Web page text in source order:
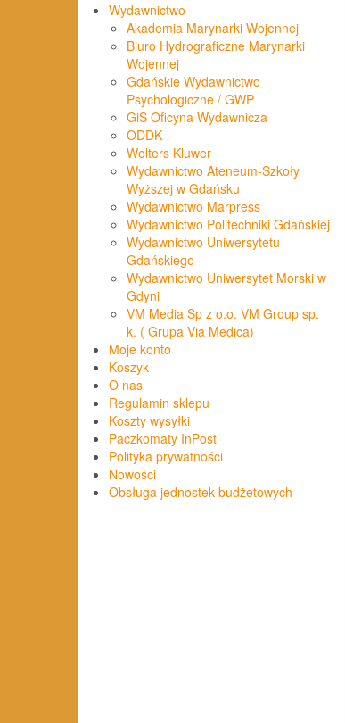
Wydawnictwo
Akademia Marynarki Wojennej
Biuro Hydrograficzne Marynarki
Wojennej
Gdańskie Wydawnictwo
Psychologiczne / GWP
GiS Oficyna Wydawnicza
ODDK
Wolters Kluwer
Wydawnictwo Ateneum-Szkoły
Wyższej w Gdańsku
Wydawnictwo Marpress
Wydawnictwo Politechniki Gdańskiej
Wydawnictwo Uniwersytetu
Gdańskiego
Wydawnictwo Uniwersytet Morski w
Gdyni
VM Media Sp z o.o. VM Group sp.
k. ( Grupa Via Medica)
Moje konto
Koszyk
O nas
Regulamin sklepu
Koszty wysyłki
Paczkomaty InPost
Polityka prywatności
Nowości
Obsługa jednostek budżetowych